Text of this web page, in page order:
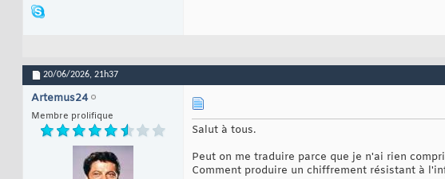
20/06/2026, 21h37
Artemus24
Membre prolifique
Salut à tous.
Peut on me traduire parce que je n'ai rien
Comment produire un chiffrement résistant à